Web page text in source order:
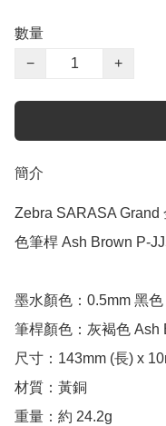
數量
−
+
簡介
Zebra SARASA Grand
色筆桿 Ash Brown P-
墨水顏色：0.5mm 黑色
筆桿顏色：灰褐色 Ash
尺寸：143mm (長) x
材質：黃銅
重量：約 24.2g